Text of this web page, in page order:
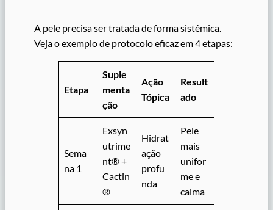
A pele precisa ser tratada de forma sistêmica.
Veja o exemplo de protocolo eficaz em 4 etapas:
Etapa
Suple
menta
ção
Ação
Tópica
Result
ado
Sema
na 1
Exsyn
utrime
nt® +
Cactin
®
Hidrat
ação
profu
nda
Pele
mais
unifor
me e
calma